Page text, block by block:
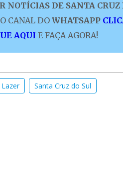
NOTÍCIAS DE SANTA
CANAL DO WHATSAPP
AQUI E FAÇA AGORA!
Santa Cruz do Sul